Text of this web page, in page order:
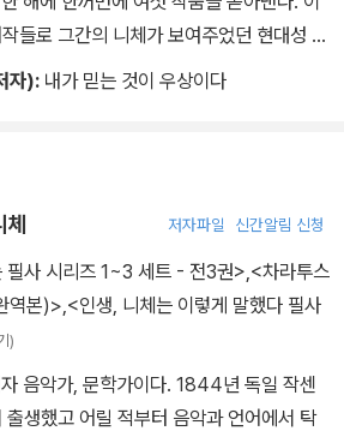
들로 그간의 니체가 보여주었던 현대성 비
그의 핵심 사상을 총망라하고 있다.
자): 내가 믿는 것이 우상이다
저자파일 신간알림 신청
필사 시리즈 1~3 세트 - 전3권> <차라투스
역본)> <인생, 니체는 이렇게 말했다 필사
)
음악가, 문학가이다. 1844년 독일 작센
생했고 어릴 적부터 음악과 언어에서 탁